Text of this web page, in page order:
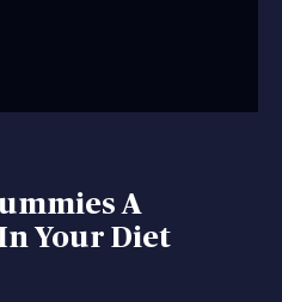
A
Your Diet